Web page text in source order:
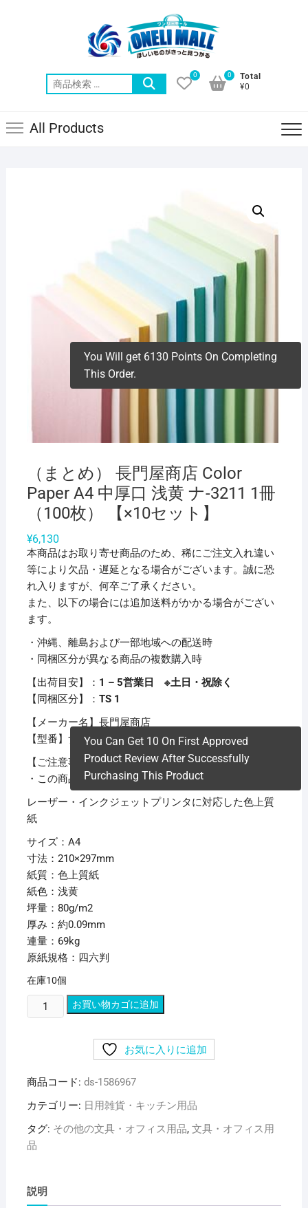
索
0
Total
¥0
0
All Products
（まとめ） 長門屋商店 Color
Paper A4 中厚口 浅黄 ナ-3211 1冊
（100枚） 【×10セット】
¥6,130
本商品はお取り寄せ商品のため、稀にご注文入れ違い
等により欠品・遅延となる場合がございます。誠に恐
れ入りますが、何卒ご了承ください。
また、以下の場合には追加送料がかかる場合がござい
ます。
・沖縄、離島および一部地域への配送時
・同梱区分が異なる商品の複数購入時
【出荷目安】： 1 – 5営業日 ※土日・祝除く
【同梱区分】： TS 1
【メーカー名】長門屋商店
【型番】ナ-3211
【ご注意事項】
・この商品は下記内容×10セットでお届けします。
レーザー・インクジェットプリンタに対応した色上質
紙
サイズ：A4
寸法：210×297mm
紙質：色上質紙
紙色：浅黄
坪量：80g/m2
厚み：約0.09mm
連量：69kg
原紙規格：四六判
在庫10個
You Will get 6130 Points On Completing
This Order.
You Can Get 10 On First Approved
Product Review After Successfully
Purchasing This Product
（ま
と
屋
商
Color
Paper
中
厚
お買い物カゴに追加
お気に入りに追加
商品コード: ds-1586967
カテゴリー: 日用雑貨・キッチン用品
タグ: その他の文具・オフィス用品, 文具・オフィス用
品
説明